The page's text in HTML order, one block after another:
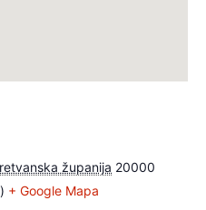
županija 20000
+ Google Mapa